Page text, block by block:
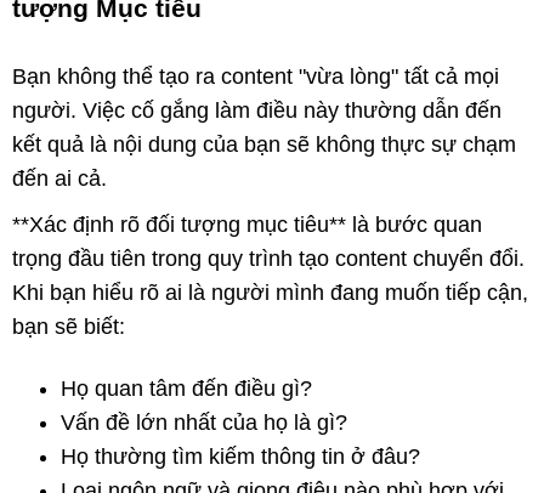
tượng Mục tiêu
Bạn không thể tạo ra content "vừa lòng" tất cả mọi
người. Việc cố gắng làm điều này thường dẫn đến
kết quả là nội dung của bạn sẽ không thực sự chạm
đến ai cả.
**Xác định rõ đối tượng mục tiêu** là bước quan
trọng đầu tiên trong quy trình tạo content chuyển đổi.
Khi bạn hiểu rõ ai là người mình đang muốn tiếp cận,
bạn sẽ biết:
Họ quan tâm đến điều gì?
Vấn đề lớn nhất của họ là gì?
Họ thường tìm kiếm thông tin ở đâu?